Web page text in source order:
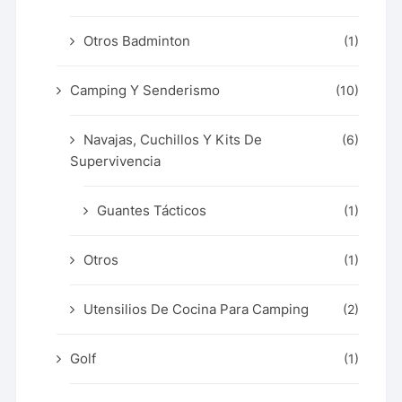
Otros Badminton (1)
Camping Y Senderismo (10)
Navajas, Cuchillos Y Kits De
Supervivencia
(6)
Guantes Tácticos (1)
Otros (1)
Utensilios De Cocina Para Camping (2)
Golf (1)